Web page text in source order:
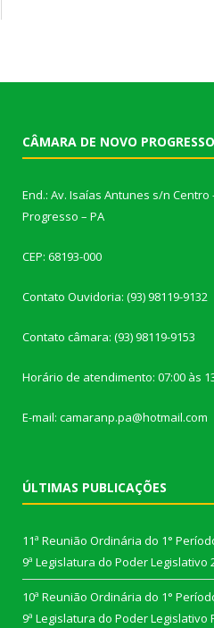
CÂMARA DE NOVO PROGRESSO
End.: Av. Isaías Antunes s/n Centro
Progresso – PA
CEP: 68193-000
Contato Ouvidoria: (93) 98119-9132
Contato câmara: (93) 98119-9153
Horário de atendimento: 07:00 às
E-mail: camaranp.pa@hotmail.com
ÚLTIMAS PUBLICAÇÕES
11ª Reunião Ordinária do 1°
9ª Legislatura do Poder Legislativo
10ª Reunião Ordinária do 1°
9ª Legislatura do Poder Legislativo